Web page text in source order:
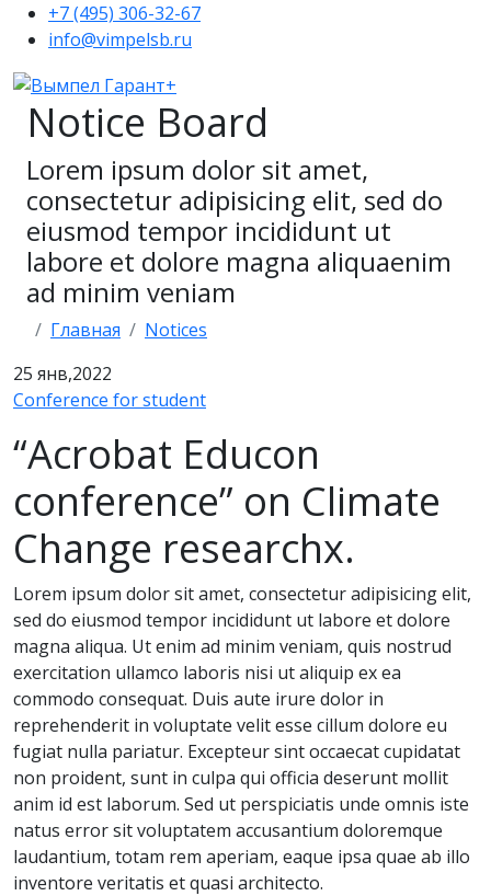
+7 (495) 306-32-67
info@vimpelsb.ru
Notice Board
Lorem ipsum dolor sit amet,
consectetur adipisicing elit, sed do
eiusmod tempor incididunt ut
labore et dolore magna aliquaenim
ad minim veniam
Главная
Notices
25 янв,2022
Conference for student
“Acrobat Educon
conference” on Climate
Change researchx.
Lorem ipsum dolor sit amet, consectetur adipisicing elit,
sed do eiusmod tempor incididunt ut labore et dolore
magna aliqua. Ut enim ad minim veniam, quis nostrud
exercitation ullamco laboris nisi ut aliquip ex ea
commodo consequat. Duis aute irure dolor in
reprehenderit in voluptate velit esse cillum dolore eu
fugiat nulla pariatur. Excepteur sint occaecat cupidatat
non proident, sunt in culpa qui officia deserunt mollit
anim id est laborum. Sed ut perspiciatis unde omnis iste
natus error sit voluptatem accusantium doloremque
laudantium, totam rem aperiam, eaque ipsa quae ab illo
inventore veritatis et quasi architecto.